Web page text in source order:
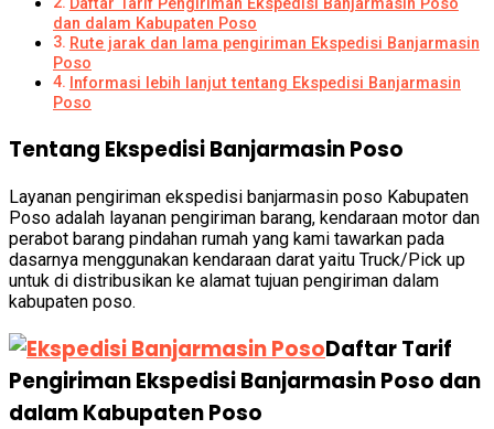
Daftar Tarif Pengiriman Ekspedisi Banjarmasin Poso
dan dalam Kabupaten Poso
Rute jarak dan lama pengiriman Ekspedisi Banjarmasin
Poso
Informasi lebih lanjut tentang Ekspedisi Banjarmasin
Poso
Tentang Ekspedisi Banjarmasin Poso
Layanan pengiriman ekspedisi banjarmasin poso Kabupaten
Poso adalah layanan pengiriman barang, kendaraan motor dan
perabot barang pindahan rumah yang kami tawarkan pada
dasarnya menggunakan kendaraan darat yaitu Truck/Pick up
untuk di distribusikan ke alamat tujuan pengiriman dalam
kabupaten poso.
Daftar Tarif
Pengiriman Ekspedisi Banjarmasin Poso dan
dalam Kabupaten Poso